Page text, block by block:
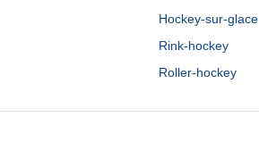
Hockey-sur-glace
Rink-hockey
Roller-hockey